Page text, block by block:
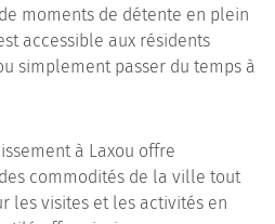
moments de détente en plein
accessible aux résidents
simplement passer du temps à
à Laxou offre
commodités de la ville tout
les visites et les activités en